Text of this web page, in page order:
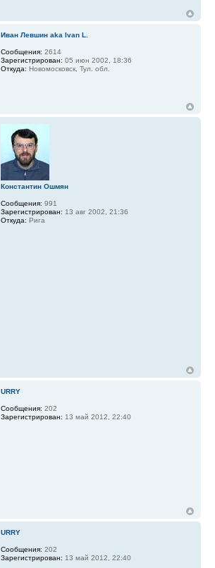
Иван Левшин aka Ivan L.
Сообщения: 2614
Зарегистрирован: 05 июн 2002, 18:36
Откуда: Новомосковск, Тул. обл.
Константин Ошмян
Сообщения: 991
Зарегистрирован: 13 авг 2002, 21:36
Откуда: Рига
URRY
Сообщения: 202
Зарегистрирован: 13 май 2012, 22:40
URRY
Сообщения: 202
Зарегистрирован: 13 май 2012, 22:40